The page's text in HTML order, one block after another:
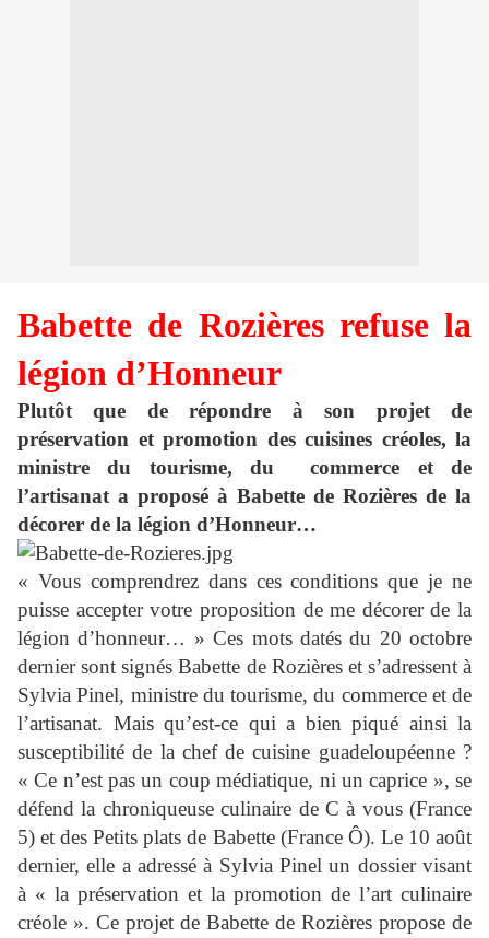
Babette de Rozières refuse la
légion d’Honneur
Plutôt que de répondre à son projet de
préservation et promotion des cuisines créoles, la
ministre du tourisme, du commerce et de
l’artisanat a proposé à Babette de Rozières de la
décorer de la légion d’Honneur…
« Vous comprendrez dans ces conditions que je ne
puisse accepter votre proposition de me décorer de la
légion d’honneur… » Ces mots datés du 20 octobre
dernier sont signés Babette de Rozières et s’adressent à
Sylvia Pinel, ministre du tourisme, du commerce et de
l’artisanat. Mais qu’est-ce qui a bien piqué ainsi la
susceptibilité de la chef de cuisine guadeloupéenne ?
« Ce n’est pas un coup médiatique, ni un caprice », se
défend la chroniqueuse culinaire de C à vous (France
5) et des Petits plats de Babette (France Ô). Le 10 août
dernier, elle a adressé à Sylvia Pinel un dossier visant
à « la préservation et la promotion de l’art culinaire
créole ». Ce projet de Babette de Rozières propose de